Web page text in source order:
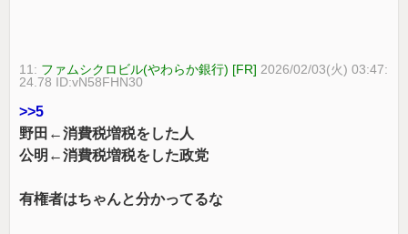
11: ファムシクロビル(やわらか銀行) [FR] 2026/02/03(火) 03:47:
24.78 ID:vN58FHN30
>>5
野田←消費税増税をした人
公明←消費税増税をした政党
有権者はちゃんと分かってるな